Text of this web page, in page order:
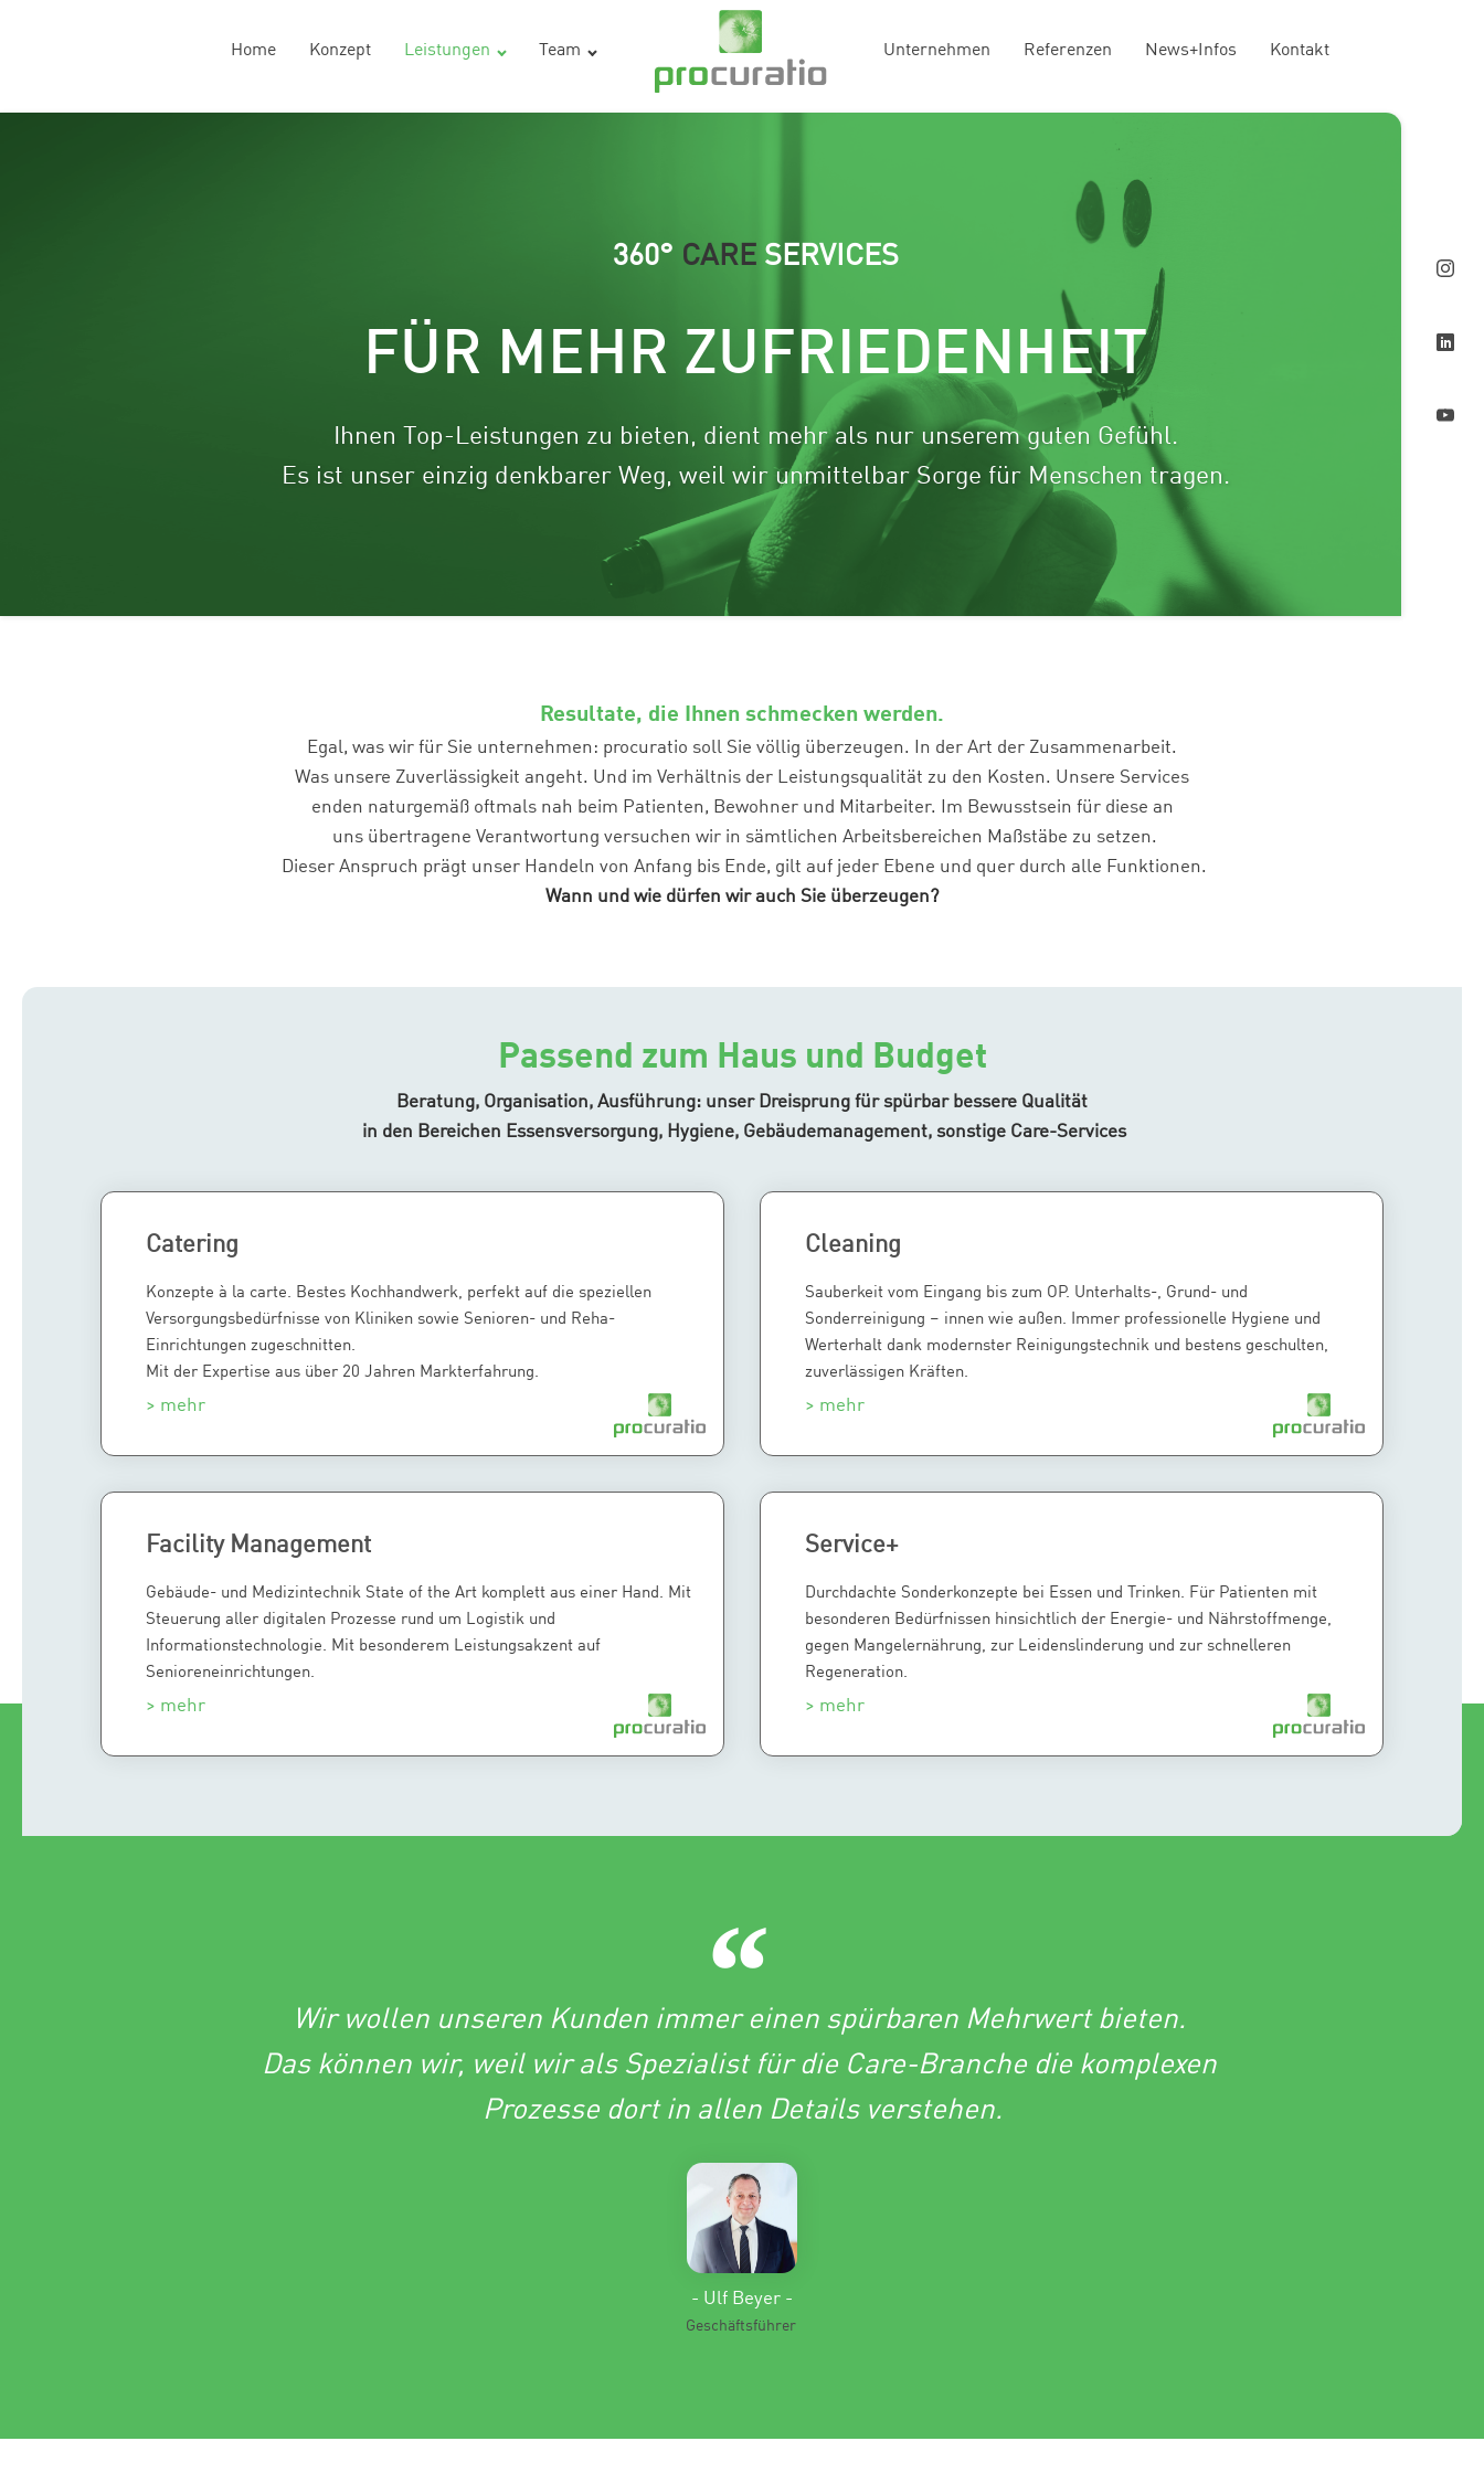
Home Konzept Leistungen Team Unternehmen Referenzen News+Infos Kontakt
360° CARESERVICES
FÜR MEHR ZUFRIEDENHEIT
Ihnen Top-Leistungen zu bieten, dient mehr als nur unserem guten Gefühl.
Es ist unser einzig denkbarer Weg, weil wir unmittelbar Sorge für Menschen tragen.
Resultate, die Ihnen schmecken werden.
Egal, was wir für Sie unternehmen: procuratio soll Sie völlig überzeugen. In der Art der Zusammenarbeit.
Was unsere Zuverlässigkeit angeht. Und im Verhältnis der Leistungsqualität zu den Kosten. Unsere Services
enden naturgemäß oftmals nah beim Patienten, Bewohner und Mitarbeiter. Im Bewusstsein für diese an
uns übertragene Verantwortung versuchen wir in sämtlichen Arbeitsbereichen Maßstäbe zu setzen.
Dieser Anspruch prägt unser Handeln von Anfang bis Ende, gilt auf jeder Ebene und quer durch alle Funktionen.
Wann und wie dürfen wir auch Sie überzeugen?
Passend zum Haus und Budget
Beratung, Organisation, Ausführung: unser Dreisprung für spürbar bessere Qualität
in den Bereichen Essensversorgung, Hygiene, Gebäudemanagement, sonstige Care-Services
Catering
Konzepte à la carte. Bestes Kochhandwerk, perfekt auf die speziellen
Versorgungsbedürfnisse von Kliniken sowie Senioren- und Reha-
Einrichtungen zugeschnitten.
Mit der Expertise aus über 20 Jahren Markterfahrung.
> mehr
Cleaning
Sauberkeit vom Eingang bis zum OP. Unterhalts-, Grund- und
Sonderreinigung – innen wie außen. Immer professionelle Hygiene und
Werterhalt dank modernster Reinigungstechnik und bestens geschulten,
zuverlässigen Kräften.
> mehr
Facility Management
Gebäude- und Medizintechnik State of the Art komplett aus einer Hand. Mit
Steuerung aller digitalen Prozesse rund um Logistik und
Informationstechnologie. Mit besonderem Leistungsakzent auf
Senioreneinrichtungen.
> mehr
Service+
Durchdachte Sonderkonzepte bei Essen und Trinken. Für Patienten mit
besonderen Bedürfnissen hinsichtlich der Energie- und Nährstoffmenge,
gegen Mangelernährung, zur Leidenslinderung und zur schnelleren
Regeneration.
> mehr
“
Wir wollen unseren Kunden immer einen spürbaren Mehrwert bieten.
Das können wir, weil wir als Spezialist für die Care-Branche die komplexen
Prozesse dort in allen Details verstehen.
- Ulf Beyer -
Geschäftsführer